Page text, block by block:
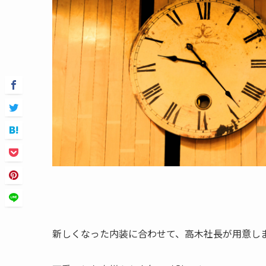
新しくなった内装に合わせて、高木社長が用意し